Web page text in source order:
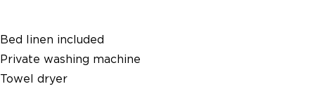
Bed linen included
Private washing machine
Towel dryer